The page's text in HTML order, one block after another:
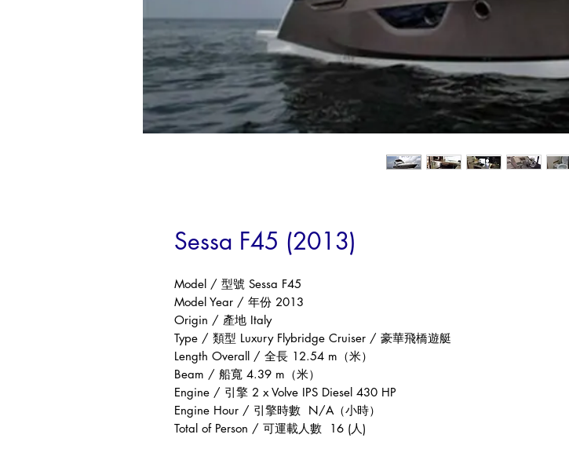
Sessa F45 (2013)
Model / 型號 Sessa F45
Model Year / 年份 2013
Origin / 產地 Italy
Type / 類型 Luxury Flybridge Cruiser / 豪華飛橋遊艇
Length Overall / 全長 12.54 m （米）
Beam / 船寬 4.39 m （米）
Engine / 引擎 2 x Volve IPS Diesel 430 HP
Engine Hour / 引擎時數 N/A（小時）
Total of Person / 可運載人數 16 (人)